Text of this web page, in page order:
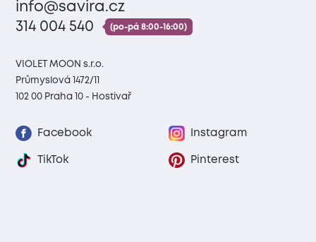
info@savira.cz
314 004 540
(po-pá 8:00-16:00)
VIOLET MOON s.r.o.
Průmyslová 1472/11
102 00 Praha 10 - Hostivař
Facebook Instagram
TikTok Pinterest